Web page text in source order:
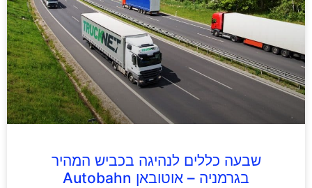
שבעה כללים לנהיגה בכביש המהיר
בגרמניה – אוטובאן Autobahn